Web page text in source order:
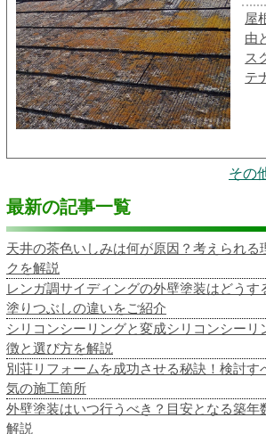
屋
由
ス
テ
その
最新の記事一覧
天井の茶色いしみは何が原因？考えられる
クを解説
レンガ調サイディングの外壁塗装はどうす
塗りつぶしの違いをご紹介
シリコンシーリングと変成シリコンシーリ
徴と選び方を解説
別荘リフォームを成功させる秘訣！検討す
気の施工箇所
外壁塗装はいつ行うべき？目安となる築年
解説